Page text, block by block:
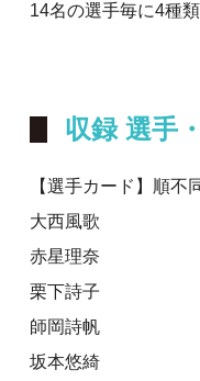
14名の選手毎に4種
収録 選手
【選手カード】順不
大西風歌
赤星理奈
栗下詩子
師岡詩帆
坂本悠綺